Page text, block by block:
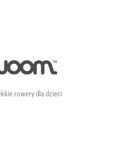
rowery dla dzieci